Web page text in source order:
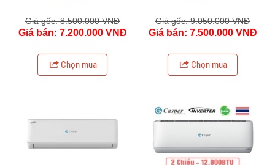
Giá gốc: 8.500.000 VNĐ
Giá bán: 7.200.000 VNĐ
Chọn mua
Giá gốc: 9.050.000 VNĐ
Giá bán: 7.500.000 VNĐ
Chọn mua